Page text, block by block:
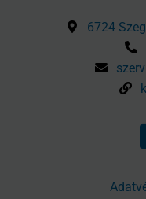
6724